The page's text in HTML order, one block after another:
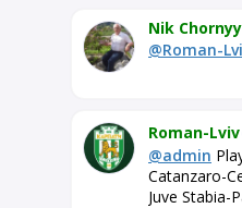
Nik Chornyy
@Roman-
Roman-Lviv
@admin
Catanzaro-
Juve Stabia-